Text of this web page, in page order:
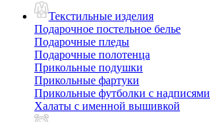
Текстильные изделия
Подарочное постельное белье
Подарочные пледы
Подарочные полотенца
Прикольные подушки
Прикольные фартуки
Прикольные футболки с надписями
Халаты с именной вышивкой